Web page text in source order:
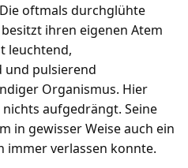
oftmals durchglühte
ihren eigenen Atem
leuchtend,
und pulsierend
Organismus. Hier
aufgedrängt. Seine
in gewisser Weise auch ein
immer verlassen konnte.